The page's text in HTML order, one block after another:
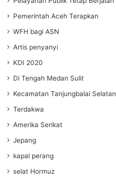
Pemerintah Aceh Terapkan
WFH bagi ASN
Artis penyanyi
KDI 2020
Di Tengah Medan Sulit
Kecamatan Tanjungbalai Selatan
Terdakwa
Amerika Serikat
Jepang
kapal perang
selat Hormuz